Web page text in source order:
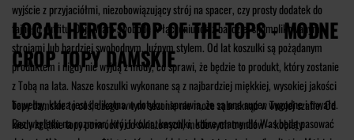
wyjście z przyjaciółmi, niezobowiązujący strój na spacer, czy prosty dodatek do
fajnego outfitu. Dają Wam swobodę w łączeniu ich z bardziej skomplikowanymi
strojami lub bardziej swobodnym, luźnym stylem. Od lat koszulki są pożądanym
produktem i nigdy nie wyjdą z mody, co sprawi, że będzie to produkt, który zostanie
z Tobą na lata. Nasze koszulki wykonane są z najbardziej miękkiej, wysokiej jakości
bawełny, która jest delikatna w dotyku i sprawia, że są one super wygodne i trwałe.
Bez względu na rozmiar, krój i kolor, koszulki, które mamy dla Was będą pasować
LOCAL HEROES TOP OF THE TOPS - MODNE
CROP TOPY DAMSKIE
Topy damskie to coś, czego w tym sezonie nie może zabraknąć w Twojej szafie. Od
kiedy krótkie topy powróciły do światowych, modowych trendów – kobiety